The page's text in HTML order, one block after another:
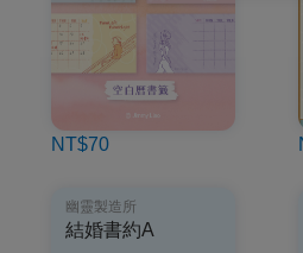
NT$70
幽靈製造所
結婚書約A